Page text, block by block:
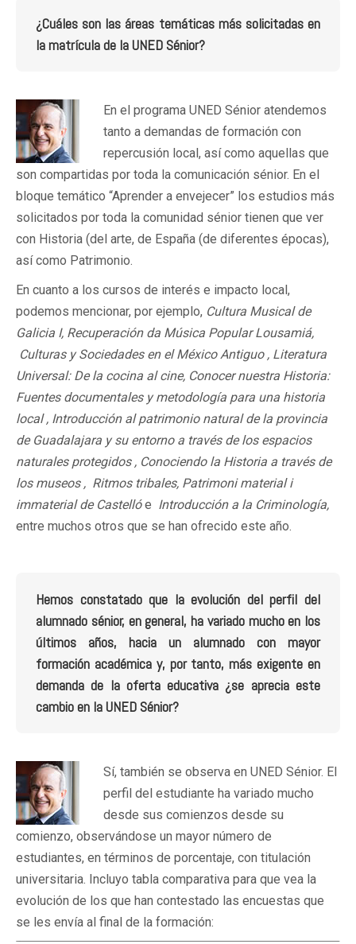
¿Cuáles son las áreas temáticas más solicitadas en
la matrícula de la UNED Sénior?
En el programa UNED Sénior atendemos
tanto a demandas de formación con
repercusión local, así como aquellas que
son compartidas por toda la comunicación sénior. En el
bloque temático “Aprender a envejecer” los estudios más
solicitados por toda la comunidad sénior tienen que ver
con Historia (del arte, de España (de diferentes épocas),
así como Patrimonio.
En cuanto a los cursos de interés e impacto local,
podemos mencionar, por ejemplo, Cultura Musical de
Galicia I, Recuperación da Música Popular Lousamiá,
Culturas y Sociedades en el México Antiguo , Literatura
Universal: De la cocina al cine, Conocer nuestra Historia:
Fuentes documentales y metodología para una historia
local , Introducción al patrimonio natural de la provincia
de Guadalajara y su entorno a través de los espacios
naturales protegidos , Conociendo la Historia a través de
los museos , Ritmos tribales, Patrimoni material i
immaterial de Castellóe Introducción a la Criminología,
entre muchos otros que se han ofrecido este año.
Hemos constatado que la evolución del perfil del
alumnado sénior, en general, ha variado mucho en los
últimos años, hacia un alumnado con mayor
formación académica y, por tanto, más exigente en
demanda de la oferta educativa ¿se aprecia este
cambio en la UNED Sénior?
Sí, también se observa en UNED Sénior. El
perfil del estudiante ha variado mucho
desde sus comienzos desde su
comienzo, observándose un mayor número de
estudiantes, en términos de porcentaje, con titulación
universitaria. Incluyo tabla comparativa para que vea la
evolución de los que han contestado las encuestas que
se les envía al final de la formación: